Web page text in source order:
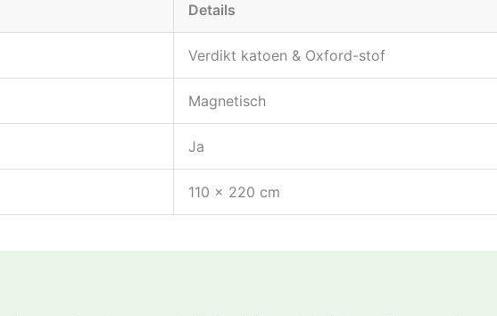
Details
Verdikt katoen & Oxford-stof
Magnetisch
Ja
110 x 220 cm